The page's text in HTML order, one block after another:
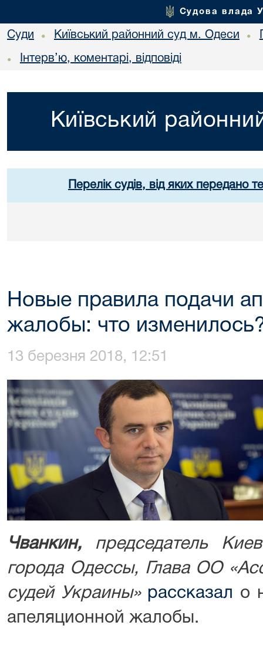
Судова влада
Суди • Київський районний суд м. Одеси •
• Інтерв’ю, коментарі, відповіді
Київський
Перелік судів, від яких передано
Новые правила подачи
жалобы: что
13 березня 2018, 12:51
Чванкин, председатель
города Одессы, Глава ОО
судей Украины» рассказал о
апеляционной жалобы.